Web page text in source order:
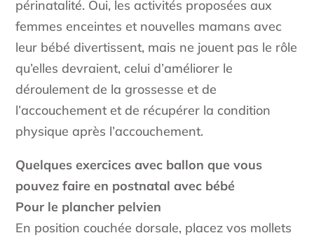
périnatalité. Oui, les activités proposées aux
femmes enceintes et nouvelles mamans avec
leur bébé divertissent, mais ne jouent pas le rôle
qu’elles devraient, celui d’améliorer le
déroulement de la grossesse et de
l’accouchement et de récupérer la condition
physique après l’accouchement.
Quelques exercices avec ballon que vous
pouvez faire en postnatal avec bébé
Pour le plancher pelvien
En position couchée dorsale, placez vos mollets